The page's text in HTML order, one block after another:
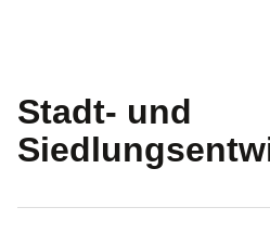
Stadt- und